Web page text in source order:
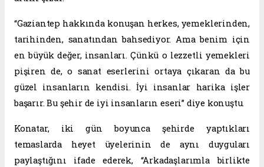
“Gaziantep hakkında konuşan herkes, yemeklerinden,
tarihinden, sanatından bahsediyor. Ama benim için
en büyük değer, insanları. Çünkü o lezzetli yemekleri
pişiren de, o sanat eserlerini ortaya çıkaran da bu
güzel insanların kendisi. İyi insanlar harika işler
başarır. Bu şehir de iyi insanların eseri” diye konuştu.
Konatar, iki gün boyunca şehirde yaptıkları
temaslarda heyet üyelerinin de aynı duyguları
paylaştığını ifade ederek, “Arkadaşlarımla birlikte